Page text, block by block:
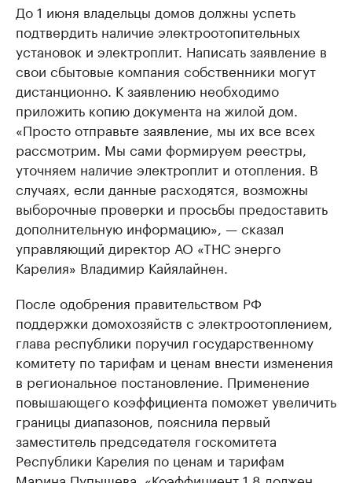
До 1 июня владельцы домов должны успеть
подтвердить наличие электроотопительных
установок и электроплит. Написать заявление в
свои сбытовые компания собственники могут
дистанционно. К заявлению необходимо
приложить копию документа на жилой дом.
«Просто отправьте заявление, мы их все всех
рассмотрим. Мы сами формируем реестры,
уточняем наличие электроплит и отопления. В
случаях, если данные расходятся, возможны
выборочные проверки и просьбы предоставить
дополнительную информацию», — сказал
управляющий директор АО «ТНС энерго
Карелия» Владимир Кайялайнен.
После одобрения правительством РФ
поддержки домохозяйств с электроотоплением,
глава республики поручил государственному
комитету по тарифам и ценам внести изменения
в региональное постановление. Применение
повышающего коэффициента поможет увеличить
границы диапазонов, пояснила первый
заместитель председателя госкомитета
Республики Карелия по ценам и тарифам